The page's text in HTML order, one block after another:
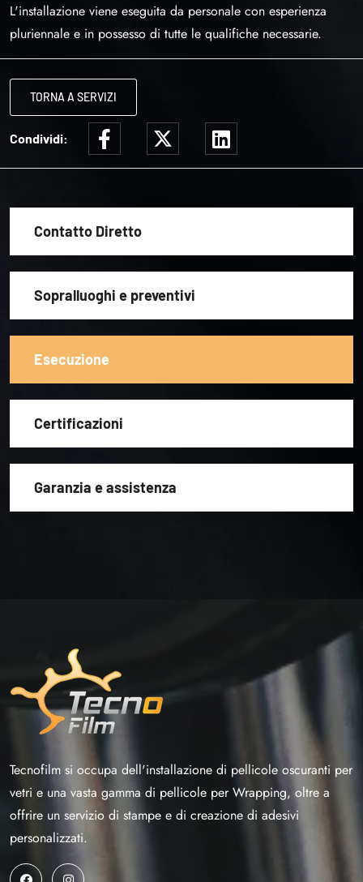
L'installazione viene eseguita da personale con esperienza
pluriennale e in possesso di tutte le qualifiche necessarie.
TORNA A SERVIZI
Condividi:
Contatto Diretto
Sopralluoghi e preventivi
Esecuzione
Certificazioni
Garanzia e assistenza
Tecnofilm si occupa dell'installazione di pellicole oscuranti per
vetri e una vasta gamma di pellicole per Wrapping, oltre a
offrire un servizio di stampe e di creazione di adesivi
personalizzati.